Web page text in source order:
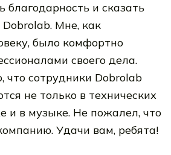
благодарность и сказать
Мне, как
было комфортно
своего дела.
что сотрудники Dobrolab
не только в технических
и в музыке. Не пожалел, что
Удачи вам, ребята!